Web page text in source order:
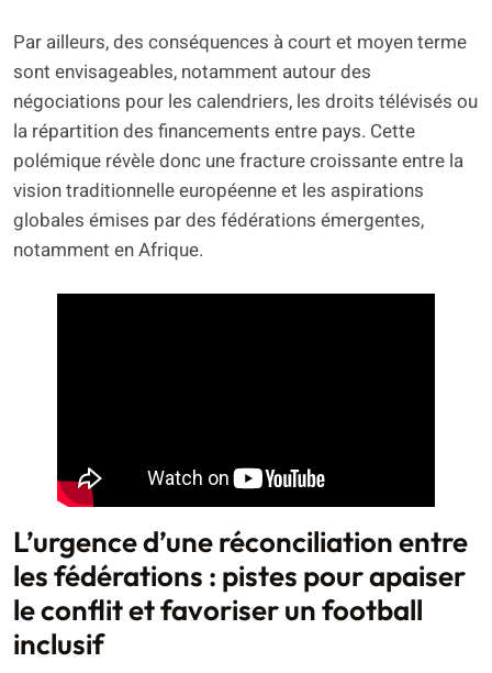
Par ailleurs, des conséquences à court et moyen terme
sont envisageables, notamment autour des
négociations pour les calendriers, les droits télévisés ou
la répartition des financements entre pays. Cette
polémique révèle donc une fracture croissante entre la
vision traditionnelle européenne et les aspirations
globales émises par des fédérations émergentes,
notamment en Afrique.
L’urgence d’une réconciliation entre
les fédérations : pistes pour apaiser
le conflit et favoriser un football
inclusif